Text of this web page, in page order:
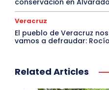
conservación en Alvarado
Veracruz
El pueblo de Veracruz
vamos a defraudar:
Related Articles